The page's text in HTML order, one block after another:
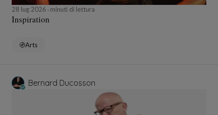
28 lug 2026 minuti di lettura
Inspiration
Arts
Bernard Ducosson